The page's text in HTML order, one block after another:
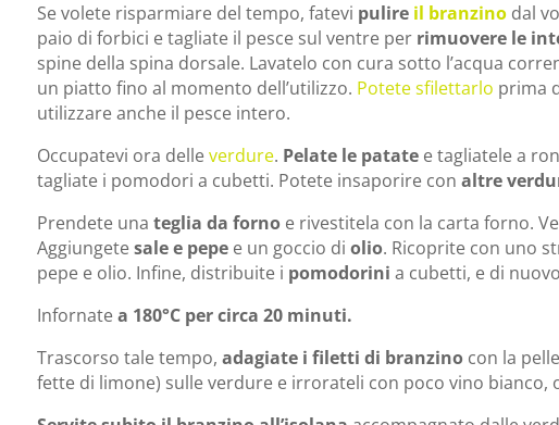
Se volete risparmiare del tempo, fatevi pulire il branzinodal
paio di forbici e tagliate il pesce sul ventre per rimuovere le
spine della spina dorsale. Lavatelo con cura sotto l’acqua
un piatto fino al momento dell’utilizzo. Potete sfilettarlo prima
utilizzare anche il pesce intero.
Occupatevi ora delleverdure. Pelate le patatee tagliatele a
tagliate i pomodori a cubetti. Potete insaporire con altre
Prendete una teglia da forno e rivestitela con la carta forno.
Aggiungetesale e pepe e un goccio di olio. Ricoprite con uno
pepe e olio. Infine, distribuite i pomodorini a cubetti, e di
Infornatea 180°C per circa 20 minuti.
Trascorso tale tempo, adagiate i filetti di branzino con la
fette di limone) sulle verdure e irrorateli con poco vino bianco,